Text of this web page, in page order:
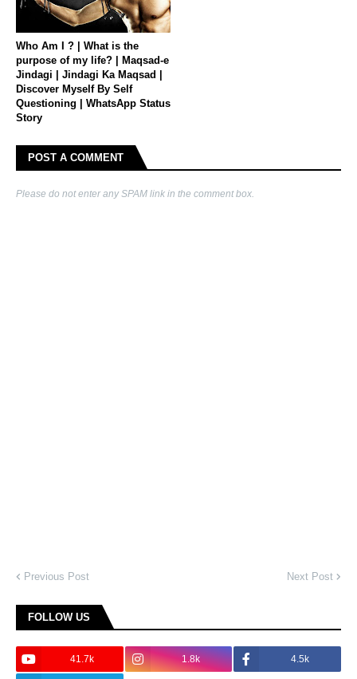
Who Am I ? | What is the
purpose of my life? | Maqsad-e
Jindagi | Jindagi Ka Maqsad |
Discover Myself By Self
Questioning | WhatsApp Status
Story
POST A COMMENT
Please do not enter any SPAM link in the comment box.
Previous Post Next Post
FOLLOW US
41.7k 1.8k 4.5k